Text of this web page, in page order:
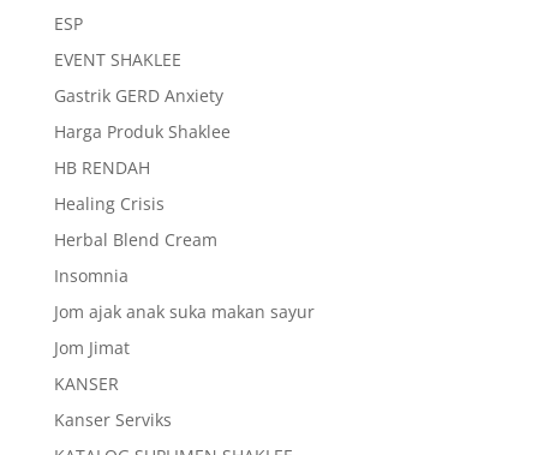
ESP
EVENT SHAKLEE
Gastrik GERD Anxiety
Harga Produk Shaklee
HB RENDAH
Healing Crisis
Herbal Blend Cream
Insomnia
Jom ajak anak suka makan sayur
Jom Jimat
KANSER
Kanser Serviks